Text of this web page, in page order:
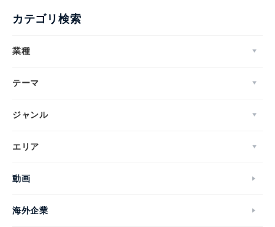
カテゴリ検索
業種
テーマ
ジャンル
エリア
動画
海外企業